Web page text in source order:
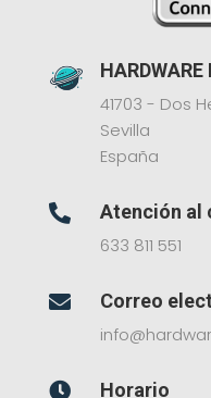
41703 - Dos
Sevilla
España

Atención al
633 811 551

Correo
 Horario